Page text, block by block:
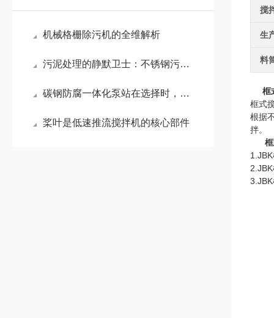
机械格栅除污机的全维解析
污泥处理的静默卫士：不锈钢污泥回流泵
碳钢防腐一体化泵站在选择时，需要考虑多种因素
桨叶是低速推流搅拌机的核心部件
搅
生
料
框
框式
根据
拌。